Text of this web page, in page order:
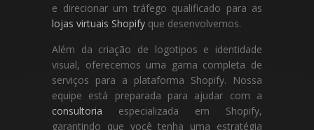
e direcionar um tráfego qualificado para as
lojas virtuais Shopify que desenvolvemos.
Além da criação de logotipos e identidade
visual, oferecemos uma gama completa de
serviços para a plataforma Shopify. Nossa
equipe está preparada para ajudar com a
consultoria especializada em Shopify,
garantindo que você tenha uma estratégia